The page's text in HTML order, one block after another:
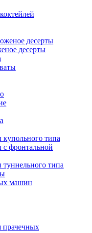
десерты
типа
фронтальной
типа
машин